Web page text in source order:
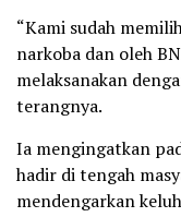
“Kami sudah
narkoba dan oleh
melaksanakan
terangnya.
Ia mengingatkan
hadir di tengah
mendengarkan